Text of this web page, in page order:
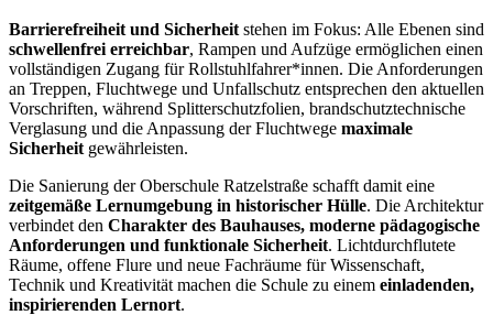
Barrierefreiheit und Sicherheit stehen im Fokus: Alle Ebenen sind
schwellenfrei erreichbar, Rampen und Aufzüge ermöglichen einen
vollständigen Zugang für Rollstuhlfahrer*innen. Die Anforderungen
an Treppen, Fluchtwege und Unfallschutz entsprechen den aktuellen
Vorschriften, während Splitterschutzfolien, brandschutztechnische
Verglasung und die Anpassung der Fluchtwege maximale
Sicherheit gewährleisten.
Die Sanierung der Oberschule Ratzelstraße schafft damit eine
zeitgemäße Lernumgebung in historischer Hülle. Die Architektur
verbindet den Charakter des Bauhauses, moderne pädagogische
Anforderungen und funktionale Sicherheit. Lichtdurchflutete
Räume, offene Flure und neue Fachräume für Wissenschaft,
Technik und Kreativität machen die Schule zu einem einladenden,
inspirierenden Lernort.